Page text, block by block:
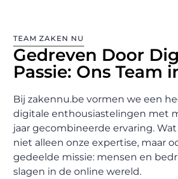
TEAM ZAKEN NU
Gedreven Door
Passie: Ons Team
Bij zakennu.be vormen we een
digitale enthousiastelingen met
jaar gecombineerde ervaring.
niet alleen onze expertise, maar
gedeelde missie: mensen en
slagen in de online wereld.